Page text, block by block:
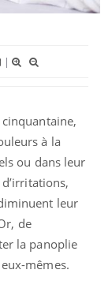
|
à la
ou dans leur
leur
de
la panoplie
mêmes.